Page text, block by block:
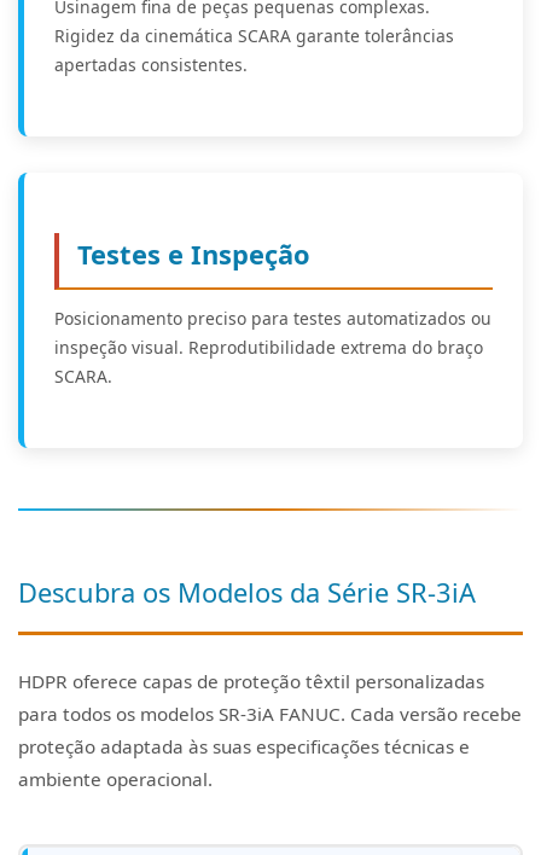
Usinagem fina de peças pequenas complexas.
Rigidez da cinemática SCARA garante tolerâncias
apertadas consistentes.
Testes e Inspeção
Posicionamento preciso para testes automatizados ou
inspeção visual. Reprodutibilidade extrema do braço
SCARA.
Descubra os Modelos da Série SR-3iA
HDPR oferece capas de proteção têxtil personalizadas
para todos os modelos SR-3iA FANUC. Cada versão recebe
proteção adaptada às suas especificações técnicas e
ambiente operacional.